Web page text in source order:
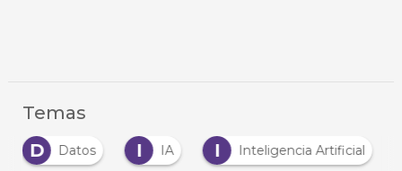
Temas
D
Datos I IA I Inteligencia Artificial